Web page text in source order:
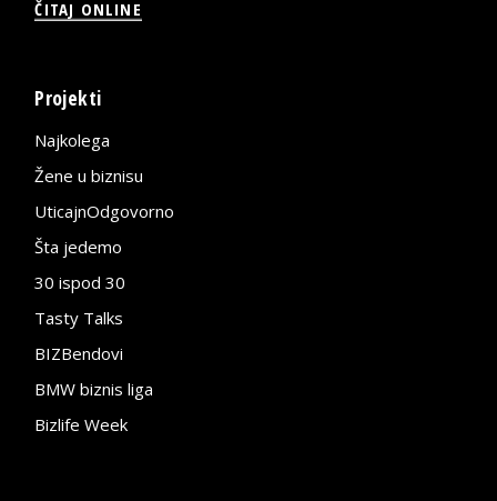
ČITAJ ONLINE
Projekti
Najkolega
Žene u biznisu
UticajnOdgovorno
Šta jedemo
30 ispod 30
Tasty Talks
BIZBendovi
BMW biznis liga
Bizlife Week